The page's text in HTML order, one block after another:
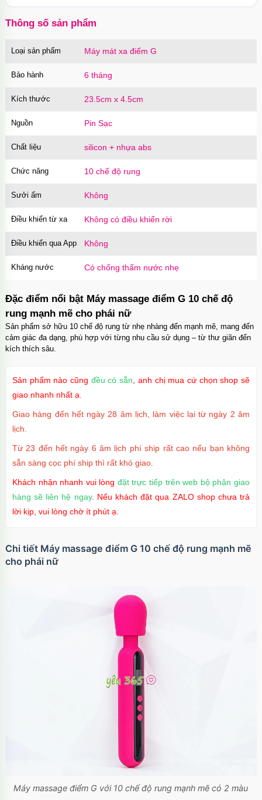
Củ sạc Hoco Mini Travel Charger 10.5W
MãHOCO 90.000₫
Thông số sản phẩm
Loại sản phẩm Máy mát xa điểm G
Bảo hành 6 tháng
Kích thước 23.5cm x 4.5cm
Nguồn Pin Sạc
Chất liệu silicon + nhựa abs
Chức năng 10 chế độ rung
Sưởi ấm Không
Điều khiển từ xa Không có điều khiển rời
Điều khiển qua App Không
Kháng nước Có chống thấm nước nhẹ
Đặc điểm nổi bật Máy massage điểm G 10 chế độ
rung mạnh mẽ cho phái nữ
Sản phẩm sở hữu 10 chế độ rung từ nhẹ nhàng đến mạnh mẽ, mang đến
cảm giác đa dạng, phù hợp với từng nhu cầu sử dụng – từ thư giãn đến
kích thích sâu.
Sản phẩm nào cũng đều có sẵn , anh chị mua cứ chọn shop sẽ
giao nhanh nhất ạ.
Giao hàng đến hết ngày 28 âm lịch, làm việc lại từ ngày 2 âm
lịch.
Từ 23 đến hết ngày 6 âm lịch phí ship rất cao nếu bạn không
sẵn sàng cọc phí ship thì rất khó giao.
Khách nhận nhanh vui lòng đặt trực tiếp trên web bộ phận giao
hàng sẽ liên hệ ngay. Nếu khách đặt qua ZALO shop chưa trả
lời kịp, vui lòng chờ ít phút ạ.
Chi tiết Máy massage điểm G 10 chế độ rung mạnh mẽ
cho phái nữ
Máy massage điểm G với 10 chế độ rung mạnh mẽ có 2 màu